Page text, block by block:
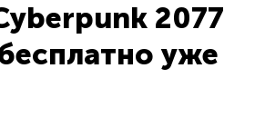
2077
уже